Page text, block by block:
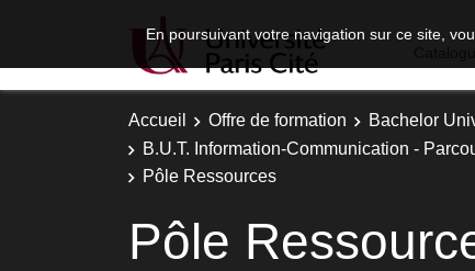
En poursuivant votre navigation sur ce site,
Accueil Offre de formation Bachelor
B.U.T. Information-Communication -
Pôle Ressources
Pôle